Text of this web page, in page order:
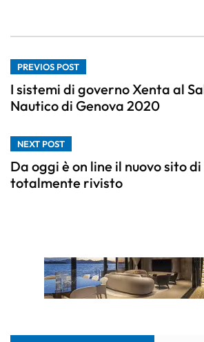
PREVIOS POST
I sistemi di governo Xenta al
Nautico di Genova 2020
NEXT POST
Da oggi è on line il nuovo sito
totalmente rivisto